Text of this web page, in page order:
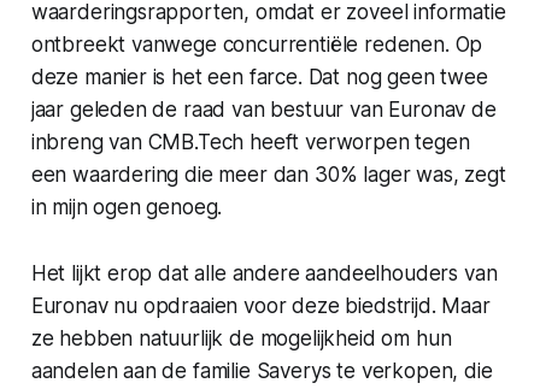
waarderingsrapporten, omdat er zoveel informatie
ontbreekt vanwege concurrentiële redenen. Op
deze manier is het een farce. Dat nog geen twee
jaar geleden de raad van bestuur van Euronav de
inbreng van CMB.Tech heeft verworpen tegen
een waardering die meer dan 30% lager was, zegt
in mijn ogen genoeg.
Het lijkt erop dat alle andere aandeelhouders van
Euronav nu opdraaien voor deze biedstrijd. Maar
ze hebben natuurlijk de mogelijkheid om hun
aandelen aan de familie Saverys te verkopen, die